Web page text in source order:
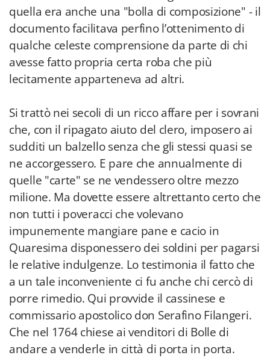
quella era anche una "bolla di composizione" - il
documento facilitava perfino l’ottenimento di
qualche celeste comprensione da parte di chi
avesse fatto propria certa roba che più
lecitamente apparteneva ad altri.
Si trattò nei secoli di un ricco affare per i sovrani
che, con il ripagato aiuto del clero, imposero ai
sudditi un balzello senza che gli stessi quasi se
ne accorgessero. E pare che annualmente di
quelle "carte" se ne vendessero oltre mezzo
milione. Ma dovette essere altrettanto certo che
non tutti i poveracci che volevano
impunemente mangiare pane e cacio in
Quaresima disponessero dei soldini per pagarsi
le relative indulgenze. Lo testimonia il fatto che
a un tale inconveniente ci fu anche chi cercò di
porre rimedio. Qui provvide il cassinese e
commissario apostolico don Serafino Filangeri.
Che nel 1764 chiese ai venditori di Bolle di
andare a venderle in città di porta in porta.